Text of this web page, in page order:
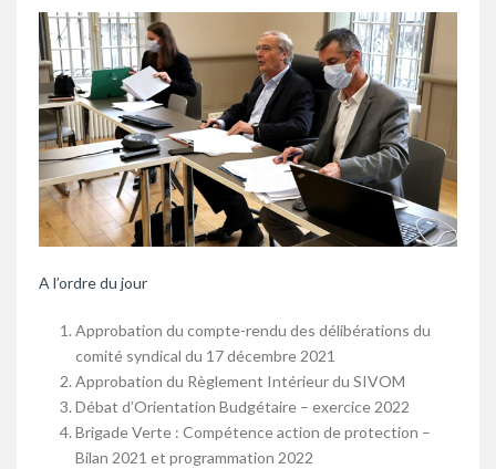
A l’ordre du jour
Approbation du compte-rendu des délibérations du
comité syndical du 17 décembre 2021
Approbation du Règlement Intérieur du SIVOM
Débat d’Orientation Budgétaire – exercice 2022
Brigade Verte : Compétence action de protection –
Bilan 2021 et programmation 2022